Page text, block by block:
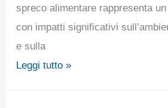
spreco alimentare rappresenta
con impatti significativi
e sulla
Leggi tutto »